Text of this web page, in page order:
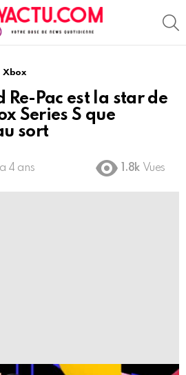
Xbox
Re-Pac est la star de
Series S que
sort
4 ans 1.8k Vues